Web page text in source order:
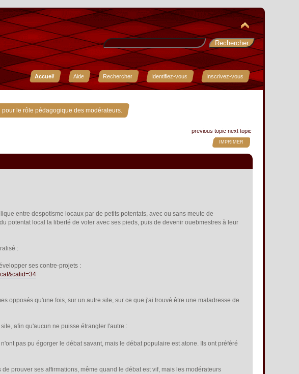
Accueil
Aide Rechercher Identifiez-vous Inscrivez-vous
pour le rôle pédagogique des modérateurs.
previous topic next topic
IMPRIMER
entre despotisme locaux par de petits potentats, avec ou sans meute de
potentat local la liberté de voter avec ses pieds, puis de devenir ouebmestres à leur
:
ses contre-projets :
opposés qu'une fois, sur un autre site, sur ce que j'ai trouvé être une maladresse de
afin qu'aucun ne puisse étrangler l'autre :
pas pu égorger le débat savant, mais le débat populaire est atone. Ils ont préféré
prouver ses affirmations, même quand le débat est vif, mais les modérateurs